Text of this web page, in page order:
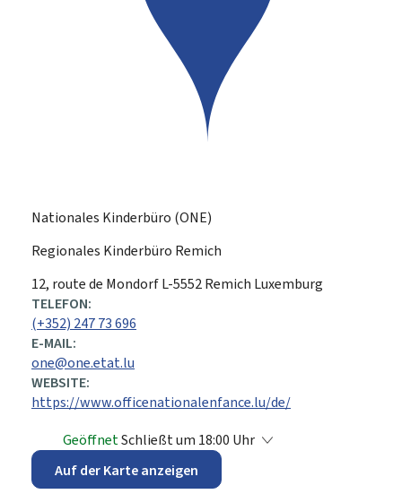
Nationales Kinderbüro (ONE)
Regionales Kinderbüro Remich
ADRESSE:
12, route de MondorfL-5552Remich Luxemburg
TELEFON:
(+352) 247 73 696
E-MAIL:
one@one.etat.lu
WEBSITE:
https://www.officenationalenfance.lu/de/
GeöffnetSchließt um 18:00 Uhr
Auf der Karte anzeigen